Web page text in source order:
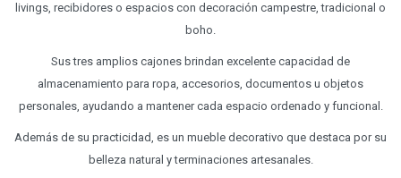
livings, recibidores o espacios con decoración campestre, tradicional o
boho.
Sus tres amplios cajones brindan excelente capacidad de
almacenamiento para ropa, accesorios, documentos u objetos
personales, ayudando a mantener cada espacio ordenado y funcional.
Además de su practicidad, es un mueble decorativo que destaca por su
belleza natural y terminaciones artesanales.